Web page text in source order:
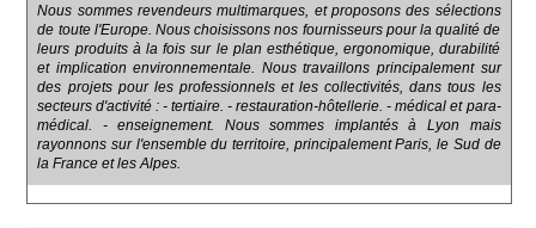
Nous sommes revendeurs multimarques, et proposons des sélections
de toute l'Europe. Nous choisissons nos fournisseurs pour la qualité de
leurs produits à la fois sur le plan esthétique, ergonomique, durabilité
et implication environnementale. Nous travaillons principalement sur
des projets pour les professionnels et les collectivités, dans tous les
secteurs d'activité : - tertiaire. - restauration-hôtellerie. - médical et para-
médical. - enseignement. Nous sommes implantés à Lyon mais
rayonnons sur l'ensemble du territoire, principalement Paris, le Sud de
la France et les Alpes.